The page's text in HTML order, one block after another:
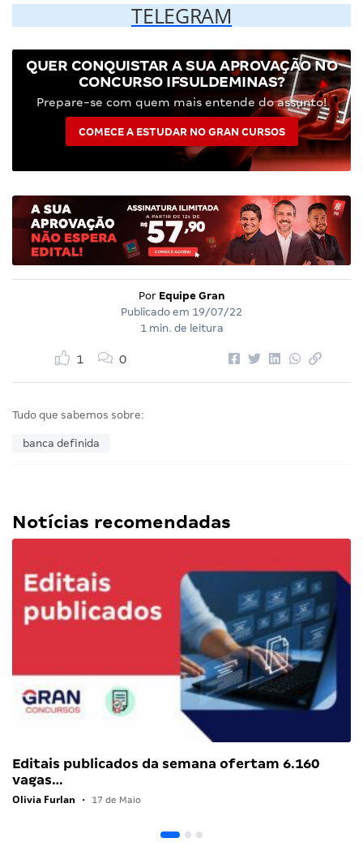
TELEGRAM
QUER CONQUISTAR A SUA APROVAÇÃO NO
CONCURSO IFSULDEMINAS?
Prepare-se com quem mais entende do assunto!
COMECE A ESTUDAR NO GRAN CURSOS
Por Equipe Gran
Publicado em 19/07/22
1 min. de leitura
1 0
Tudo que sabemos sobre:
banca definida
Notícias recomendadas
Editais publicados da semana ofertam 6.160
vagas…
Olivia Furlan • 17 de Maio